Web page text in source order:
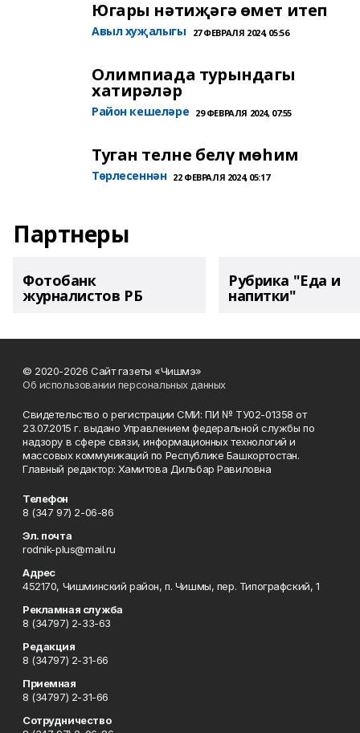
Югары нәтиҗәгә өмет итеп
Авыл хуҗалыгы 27 ФЕВРАЛЯ 2024, 05:56
Олимпиада турындагы
хатирәләр
Район кешеләре 29 ФЕВРАЛЯ 2024, 07:55
Туган телне белү мөһим
Төрлесеннән 22 ФЕВРАЛЯ 2024, 05:17
Партнеры
Фотобанк
журналистов РБ
Рубрика "Еда и
напитки"
© 2020-2026 Сайт газеты «Чишмэ»
Об использовании персональных данных
Свидетельство о регистрации СМИ: ПИ № ТУ02-01358 от
23.07.2015 г. выдано Управлением федеральной службы по
надзору в сфере связи, информационных технологий и
массовых коммуникаций по Республике Башкортостан.
Главный редактор: Хамитова Дильбар Равиловна
Телефон
8 (347 97) 2-06-86
Эл. почта
rodnik-plus@mail.ru
Адрес
452170, Чишминский район, п. Чишмы, пер. Типографский, 1
Рекламная служба
8 (34797) 2-33-63
Редакция
8 (34797) 2-31-66
Приемная
8 (34797) 2-31-66
Сотрудничество